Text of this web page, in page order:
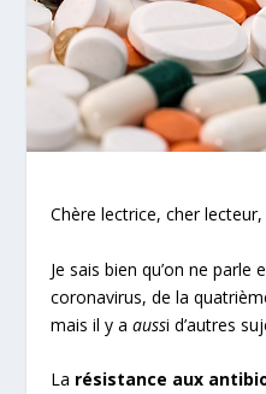
Chère lectrice, cher lecteur,
Je sais bien qu’on ne parle
coronavirus, de la
mais il y aaussi d’autres
La résistance aux